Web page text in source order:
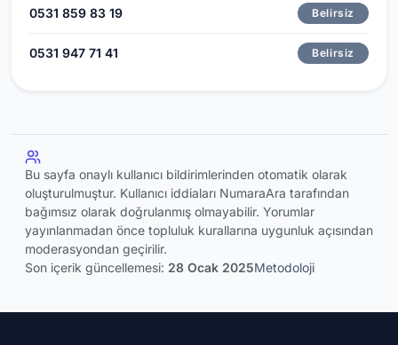
0531 859 83 19 Belirsiz
0531 947 71 41 Belirsiz
Bu sayfa onaylı kullanıcı bildirimlerinden otomatik olarak
oluşturulmuştur. Kullanıcı iddiaları NumaraAra tarafından
bağımsız olarak doğrulanmış olmayabilir. Yorumlar
yayınlanmadan önce topluluk kurallarına uygunluk açısından
moderasyondan geçirilir.
Son içerik güncellemesi: 28 Ocak 2025Metodoloji